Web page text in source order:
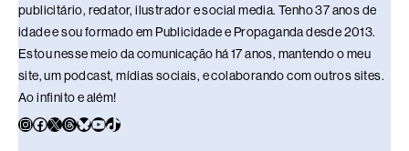
publicitário, redator, ilustrador e social media. Tenho 37 anos de
idade e sou formado em Publicidade e Propaganda desde 2013.
Estou nesse meio da comunicação há 17 anos, mantendo o meu
site, um podcast, mídias sociais, e colaborando com outros sites.
Ao infinito e além!